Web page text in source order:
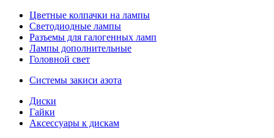
Цветные колпачки на лампы
Светодиодные лампы
Разъемы для галогенных ламп
Лампы дополнительные
Головной свет
Системы закиси азота
Диски
Гайки
Аксессуары к дискам